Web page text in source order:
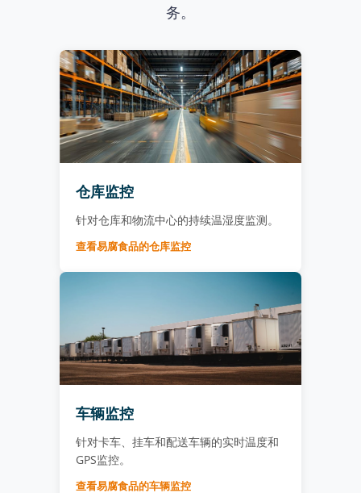
务。
仓库监控
针对仓库和物流中心的持续温湿度监测。
查看易腐食品的仓库监控
车辆监控
针对卡车、挂车和配送车辆的实时温度和
GPS监控。
查看易腐食品的车辆监控